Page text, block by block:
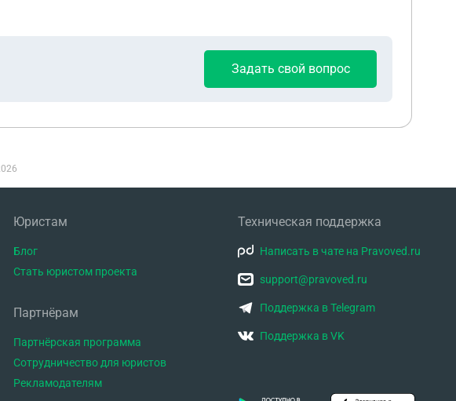
Задать свой вопрос
Юристам
Блог
Стать юристом проекта
Партнёрам
Партнёрская программа
Сотрудничество для юристов
Рекламодателям
Техническая поддержка
Написать в чате на Pravoved.ru
support@pravoved.ru
Поддержка в Telegram
Поддержка в VK